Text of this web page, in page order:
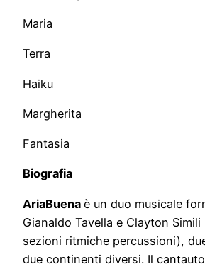
Maria
Terra
Haiku
Margherita
Fantasia
Biografia
AriaBuena è un duo musicale
Gianaldo Tavella e Clayton
sezioni ritmiche percussioni),
due continenti diversi. Il